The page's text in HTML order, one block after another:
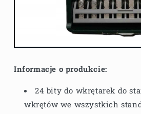
Informacje o produkcie:
24 bity do wkrętarek do
wkrętów we wszystkich